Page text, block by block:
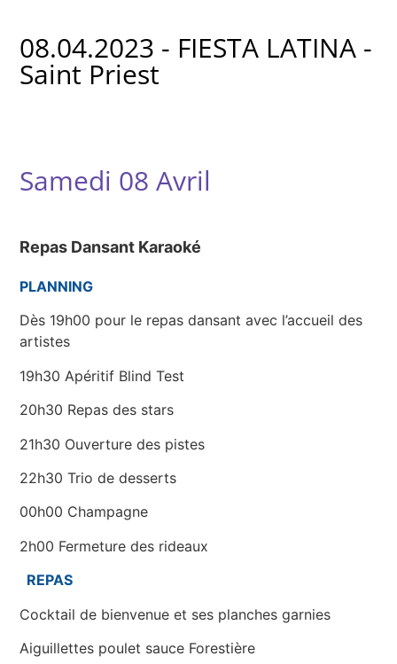
08.04.2023 - FIESTA LATINA -
Saint Priest
Samedi 08 Avril
Repas Dansant Karaoké
PLANNING
Dès 19h00 pour le repas dansant avec l’accueil des
artistes
19h30 Apéritif Blind Test
20h30 Repas des stars
21h30 Ouverture des pistes
22h30 Trio de desserts
00h00 Champagne
2h00 Fermeture des rideaux
REPAS
Cocktail de bienvenue et ses planches garnies
Aiguillettes poulet sauce Forestière